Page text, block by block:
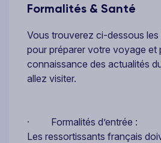
Formalités & Santé
Vous trouverez ci-dessous
pour préparer votre voyage et
connaissance des actualités
allez visiter.
· Formalités d’entrée :
Les ressortissants français